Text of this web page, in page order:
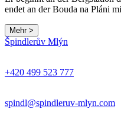
endet an der Bouda na Pláni
Mehr >
Špindlerův Mlýn
+420 499 523 777
spindl@spindleruv-mlyn.com